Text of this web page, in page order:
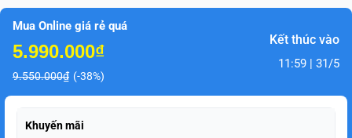
Mua Online giá rẻ quá
5.990.000₫
9.550.000₫ (-38%)
Kết thúc vào
11:59 | 31/5
Khuyến mãi